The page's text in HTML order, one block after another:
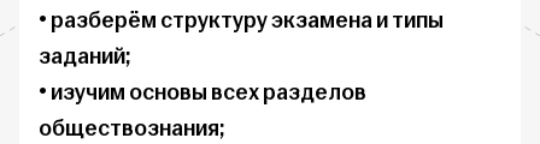
• разберём структуру экзамена и типы
заданий;
• изучим основы всех разделов
обществознания;